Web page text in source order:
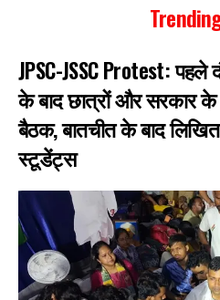
JPSC-JSSC Protest:
के बाद छात्रों और सरकार
बैठक, बातचीत के बाद
स्टूडेंट्स